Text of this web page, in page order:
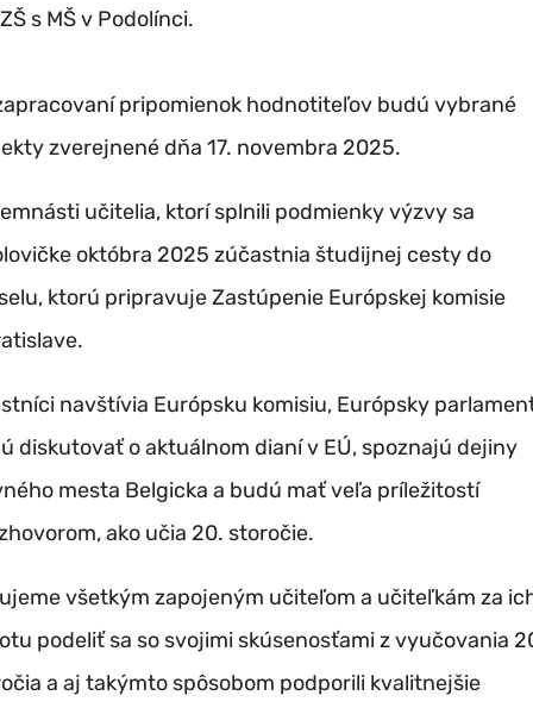
ZŠ s MŠ v Podolínci.
pripomienok hodnotiteľov budú vybrané
zverejnené dňa 17. novembra 2025.
učitelia, ktorí splnili podmienky výzvy sa
októbra 2025 zúčastnia študijnej cesty do
ktorú pripravuje Zastúpenie Európskej komisie
navštívia Európsku komisiu, Európsky
diskutovať o aktuálnom dianí v EÚ, spoznajú dejiny
mesta Belgicka a budú mať veľa príležitostí
ako učia 20. storočie.
všetkým zapojeným učiteľom a učiteľkám za
podeliť sa so svojimi skúsenosťami z vyučovania
a aj takýmto spôsobom podporili kvalitnejšie